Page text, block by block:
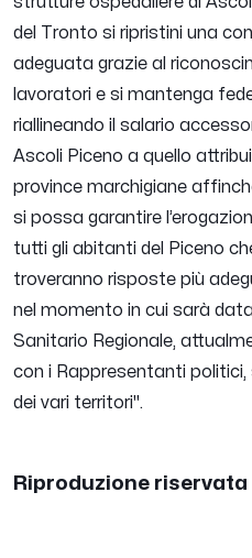
del Tronto si ripristini una
adeguata grazie al
lavoratori e si mantenga
riallineando il salario
Ascoli Piceno a quello
province marchigiane
si possa garantire
tutti gli abitanti del Piceno
troveranno risposte più
nel momento in cui sarà
Sanitario Regionale,
con i Rappresentanti
dei vari territori".
Riproduzione riservata